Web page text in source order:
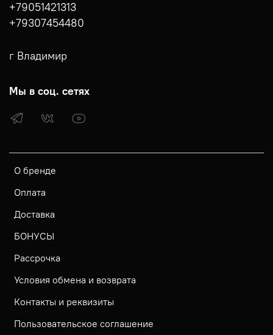
О бренде
Оплата
Доставка
БОНУСЫ
Рассрочка
Условия обмена и возврата
Контакты и реквизиты
Пользовательское соглашение
+79051421313
+79307454480
г Владимир
Мы в соц. сетях